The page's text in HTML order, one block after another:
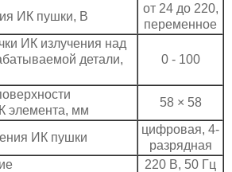
ИК пушки, В
от 24 до 220,
переменное
ИК излучения над
детали,
0 - 100
элемента, мм
58 × 58
ИК пушки
цифровая, 4-
разрядная
220 В, 50 Гц